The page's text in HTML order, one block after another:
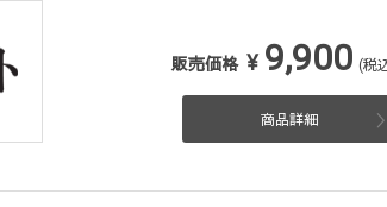
販売価格 ¥ 9,900 (税
商品詳細